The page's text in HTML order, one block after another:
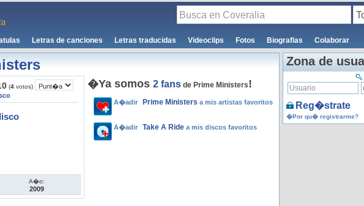
Letras de canciones Letras traducidas Videoclips Fotos Biografias Colaborar
(4 votos)
A�o:
2009
�Ya somos 2 fans de Prime Ministers!
A�adir Prime Ministers a mis artistas favoritos
A�adir Take A Ride a mis discos favoritos
Zona de
Reg�strate
�Por qu� registrarme?